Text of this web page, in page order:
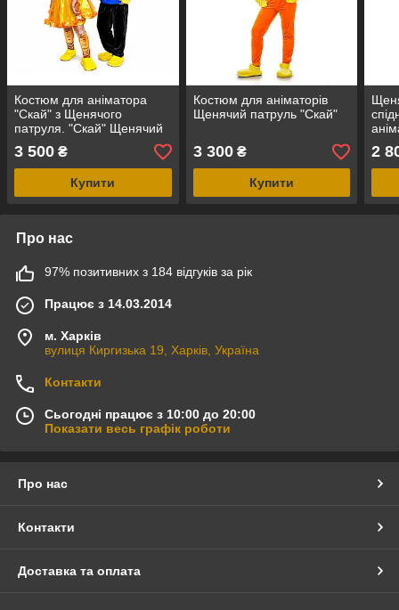
Костюм для аніматора
"Скай" з Щенячого
патруля. "Скай" Щенячий
костюм для аніматорів
3 500 ₴
Купити
Костюм для аніматорів
Щенячий патруль "Скай"
3 300₴
Купити
2
Про нас
97% позитивних з 184 відгуків за рік
Працює з 14.03.2014
м. Харків
вулиця Киргизька 19, Харків, Україна
Контакти
Сьогодні працює з 10:00 до 20:00
Показати весь графік роботи
Про нас
Контакти
Доставка та оплата